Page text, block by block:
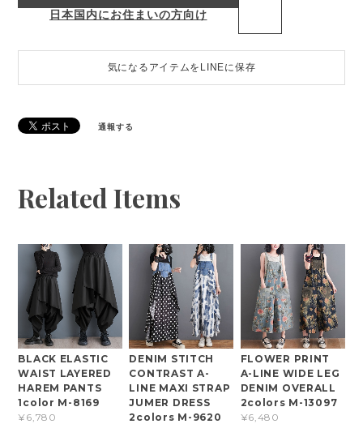
日本国内にお住まいの方向け
気になるアイテムをLINEに保存
通報する
Related Items
BLACK ELASTIC
WAIST LAYERED
HAREM PANTS
1color M-8169
¥6,780
DENIM STITCH
CONTRAST A-
LINE MAXI STRAP
JUMER DRESS
2colors M-9620
FLOWER PRINT
A-LINE WIDE LEG
DENIM OVERALL
2colors M-13097
¥6,480